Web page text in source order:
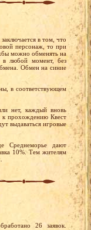
в том, что
персонаж, то при
можно обменять на
любой момент, без
Обмен на синие
в соответствующем
нет, каждый вновь
к прохождению Квест
выдаваться игровые
Среднеморье дают
10%. Тем жителям
26 заявок.